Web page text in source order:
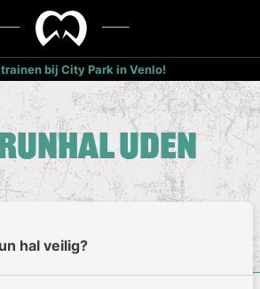
bij City Park in Venlo!
Uden
hal veilig?